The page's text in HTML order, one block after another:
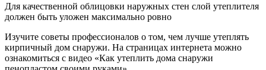
Для качественной облицовки наружных стен слой утеплителя
должен быть уложен максимально ровно
Изучите советы профессионалов о том, чем лучше утеплять
кирпичный дом снаружи. На страницах интернета можно
ознакомиться с видео «Как утеплить дома снаружи